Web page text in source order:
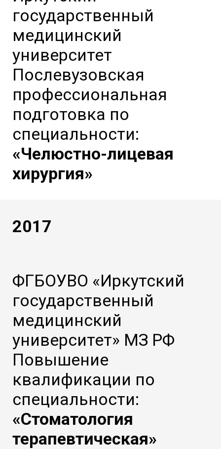
государственный
медицинский
университет
Послевузовская
профессиональная
подготовка по
специальности:
«Челюстно-лицевая
хирургия»
2017
ФГБОУВО «Иркутский
государственный
медицинский
университет» МЗ РФ
Повышение
квалификации по
специальности:
«Стоматология
терапевтическая»